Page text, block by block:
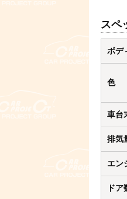
スペ
ボデ
色
車台
排気
エン
ドア